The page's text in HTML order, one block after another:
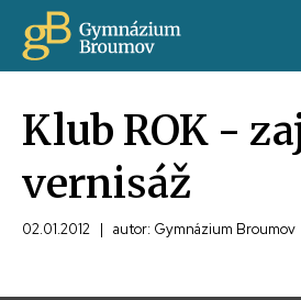
Klub ROK -
vernisáž
02.01.2012 | autor: Gymnázium Broumov